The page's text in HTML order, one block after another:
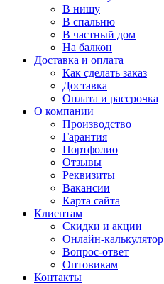
В нишу
В спальню
В частный дом
На балкон
Доставка и оплата
Как сделать заказ
Доставка
Оплата и рассрочка
О компании
Производство
Гарантия
Портфолио
Отзывы
Реквизиты
Вакансии
Карта сайта
Клиентам
Скидки и акции
Онлайн-калькулятор
Вопрос-ответ
Оптовикам
Контакты